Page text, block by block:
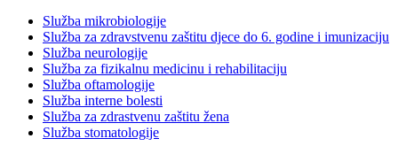
Služba mikrobiologije
Služba za zdravstvenu zaštitu djece do 6. godine i imunizaciju
Služba neurologije
Služba za fizikalnu medicinu i rehabilitaciju
Služba oftamologije
Služba interne bolesti
Služba za zdrastvenu zaštitu žena
Služba stomatologije